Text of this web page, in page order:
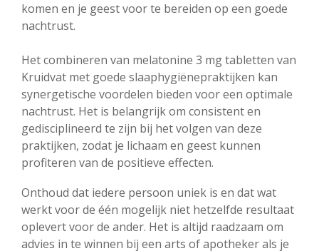
komen en je geest voor te bereiden op een goede
nachtrust.
Het combineren van melatonine 3 mg tabletten van
Kruidvat met goede slaaphygiënepraktijken kan
synergetische voordelen bieden voor een optimale
nachtrust. Het is belangrijk om consistent en
gedisciplineerd te zijn bij het volgen van deze
praktijken, zodat je lichaam en geest kunnen
profiteren van de positieve effecten.
Onthoud dat iedere persoon uniek is en dat wat
werkt voor de één mogelijk niet hetzelfde resultaat
oplevert voor de ander. Het is altijd raadzaam om
advies in te winnen bij een arts of apotheker als je